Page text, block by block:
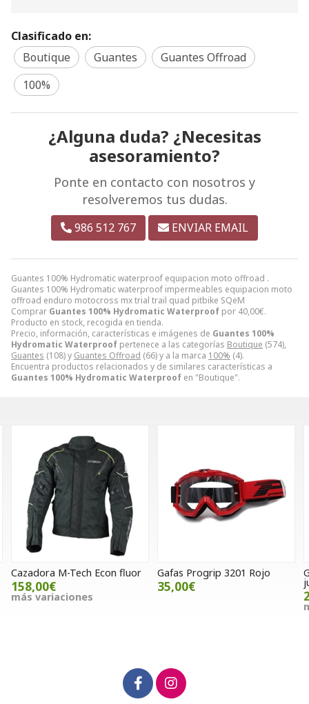
Guantes 100% Hydromatic waterproof equipacion moto offroad .
Guantes 100% Hydromatic waterproof impermeables equipacion moto
offroad enduro motocross mx trial trail quad pitbike SQeM
Comprar Guantes 100% Hydromatic Waterproof por 40,00€.
Producto en stock, recogida en tienda.
Precio, información, características e imágenes de Guantes 100%
Hydromatic Waterproof pertenece a las categorías Boutique (574),
Guantes (108) y Guantes Offroad (66) y a la marca 100% (4).
Encuentra productos relacionados y de similares características a
Guantes 100% Hydromatic Waterproof en "Boutique".
Clasificado en:
Boutique
Guantes
Guantes Offroad
100%
¿Alguna duda? ¿Necesitas
asesoramiento?
Ponte en contacto con nosotros y
resolveremos tus dudas.
986 512 767 ENVIAR EMAIL
Cazadora M-Tech Econ fluor
158,00€
más variaciones
Gafas Progrip 3201 Rojo
35,00€